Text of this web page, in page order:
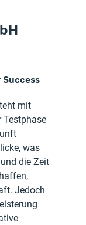
mit
Testphase
was
die Zeit
Jedoch